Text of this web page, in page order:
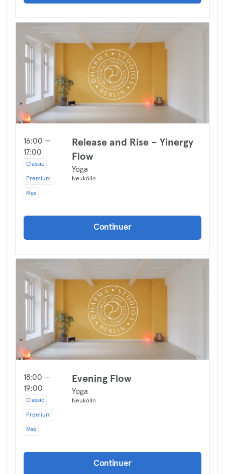
16:00 —
17:00
Classic
Premium
Max
Release and Rise – Yinergy
Flow
Yoga
Neukölln
Continuer
18:00 —
19:00
Classic
Premium
Max
Evening Flow
Yoga
Neukölln
Continuer